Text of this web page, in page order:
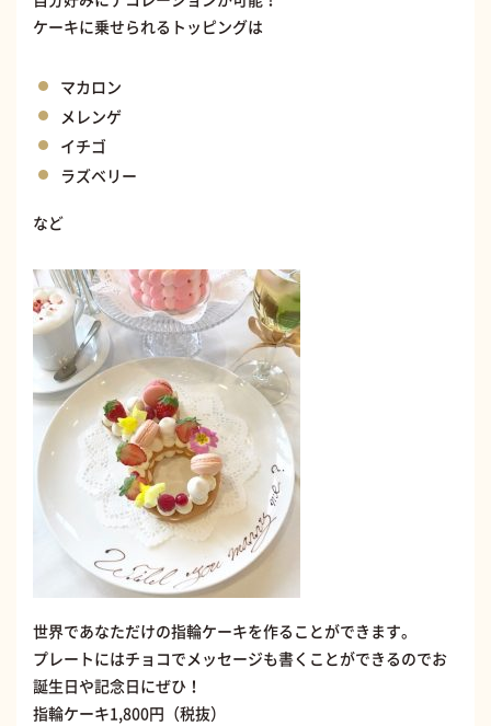
ケーキに乗せられるトッピングは
マカロン
メレンゲ
イチゴ
ラズベリー
など
世界であなただけの指輪ケーキを作ることができます。
プレートにはチョコでメッセージも書くことができるのでお
誕生日や記念日にぜひ！
指輪ケーキ1,800円（税抜）